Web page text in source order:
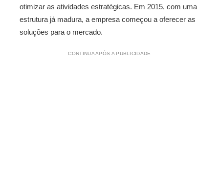
otimizar as atividades estratégicas. Em 2015, com uma
estrutura já madura, a empresa começou a oferecer as
soluções para o mercado.
CONTINUA APÓS A PUBLICIDADE